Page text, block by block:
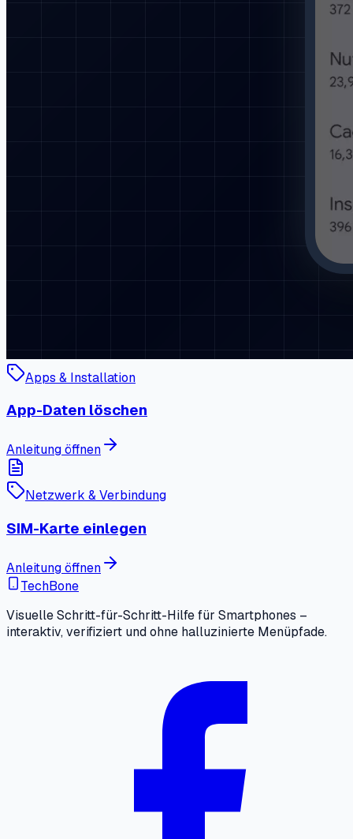
Apps & Installation
App-Daten löschen
Anleitung öffnen
Netzwerk & Verbindung
SIM-Karte einlegen
Anleitung öffnen
TechBone
Visuelle Schritt-für-Schritt-Hilfe für Smartphones –
interaktiv, verifiziert und ohne halluzinierte Menüpfade.